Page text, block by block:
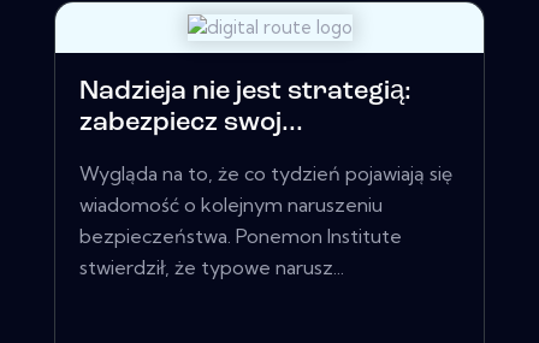
Nadzieja nie jest strategią:
zabezpiecz swoj...
Wygląda na to, że co tydzień pojawiają się
wiadomość o kolejnym naruszeniu
bezpieczeństwa. Ponemon Institute
stwierdził, że typowe narusz...